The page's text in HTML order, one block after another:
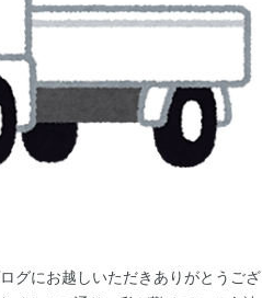
グにお越しいただきありがとうござ